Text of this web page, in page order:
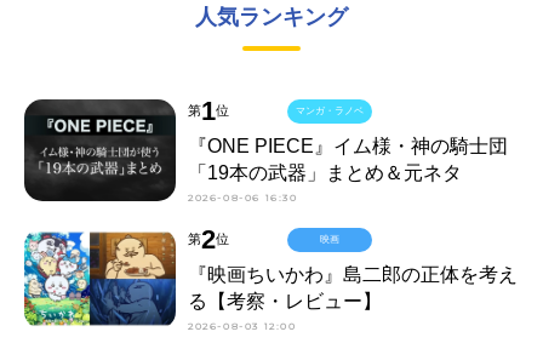
人気ランキング
第1位
『ONE PIECE』イム様・神の騎士団
「19本の武器」まとめ＆元ネタ
2026-08-06 16:30
マンガ・ラノベ
第2位
『映画ちいかわ』島二郎の正体を考え
る【考察・レビュー】
2026-08-03 12:00
映画